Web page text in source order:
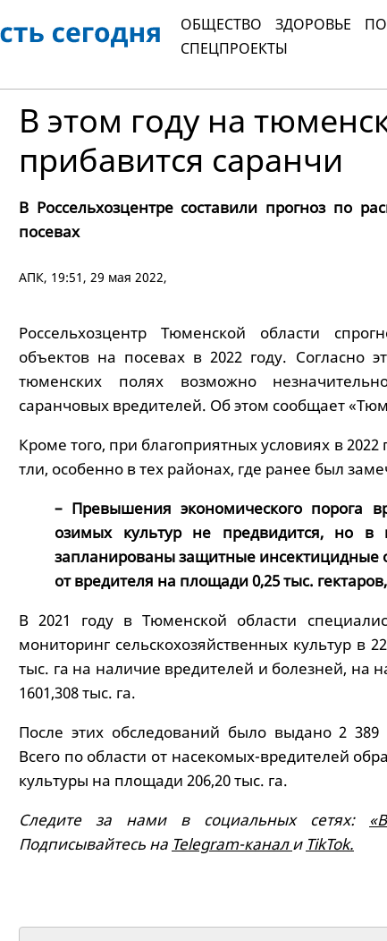
ОБЩЕСТВО ЗДОРОВЬЕ
СПЕЦПРОЕКТЫ
В этом году на
прибавится саранчи
В Россельхозцентре составили прогноз по
посевах
АПК, 19:51, 29 мая 2022,
Россельхозцентр Тюменской области
объектов на посевах в 2022 году. Согласно
тюменских полях возможно
саранчовых вредителей. Об этом сообщает
Кроме того, при благоприятных условиях в
тли, особенно в тех районах, где ранее был
– Превышения экономического порога
озимых культур не предвидится, но в
запланированы защитные инсектицидные
от вредителя на площади 0,25 тыс.
В 2021 году в Тюменской области
мониторинг сельскохозяйственных культур в
тыс. га на наличие вредителей и болезней, на
1601,308 тыс. га.
После этих обследований было выдано 2
Всего по области от насекомых-вредителей
культуры на площади 206,20 тыс. га.
Следите за нами в социальных сетях:
Подписывайтесь на Telegram-канали TikTok.